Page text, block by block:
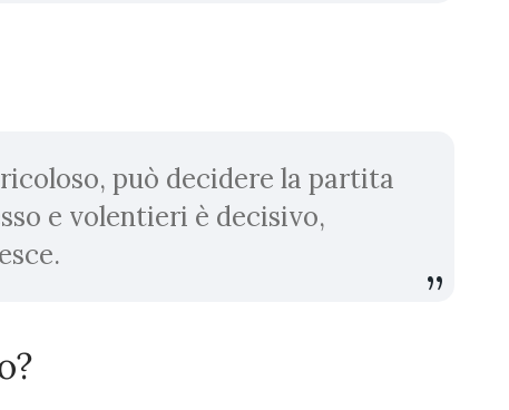
può decidere la partita
e volentieri è decisivo,